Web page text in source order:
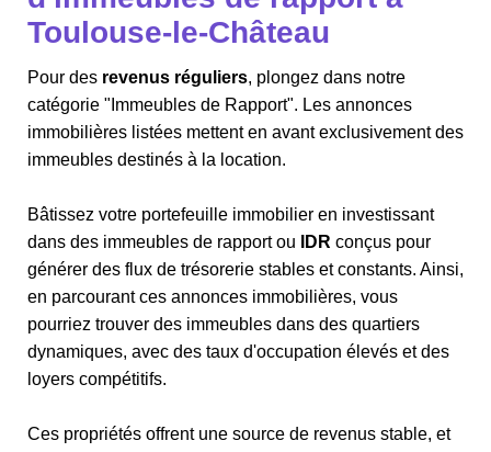
Toulouse-le-Château
Pour des revenus réguliers, plongez dans notre
catégorie "Immeubles de Rapport". Les annonces
immobilières listées mettent en avant exclusivement des
immeubles destinés à la location.
Bâtissez votre portefeuille immobilier en investissant
dans des immeubles de rapport ou
IDR conçus pour
générer des flux de trésorerie stables et constants. Ainsi,
en parcourant ces annonces immobilières, vous
pourriez trouver des immeubles dans des quartiers
dynamiques, avec des taux d'occupation élevés et des
loyers compétitifs.
Ces propriétés offrent une source de revenus stable, et